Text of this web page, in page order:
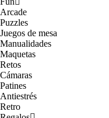
Arcade
Puzzles
Juegos de mesa
Manualidades
Maquetas
Retos
Cámaras
Patines
Antiestrés
Retro